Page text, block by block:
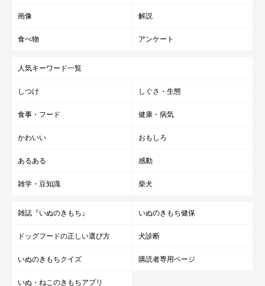
画像 解説
食べ物 アンケート
人気キーワード一覧
しつけ しぐさ・生態
食事・フード 健康・病気
かわいい おもしろ
あるある 感動
雑学・豆知識 柴犬
雑誌『いぬのきもち』 いぬのきもち健保
ドッグフードの正しい選び方 犬診断
いぬのきもちクイズ 購読者専用ページ
いぬ・ねこのきもちアプリ